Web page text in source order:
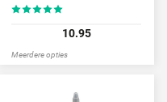
10.95
Meerdere opties